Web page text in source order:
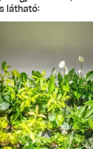
látható: